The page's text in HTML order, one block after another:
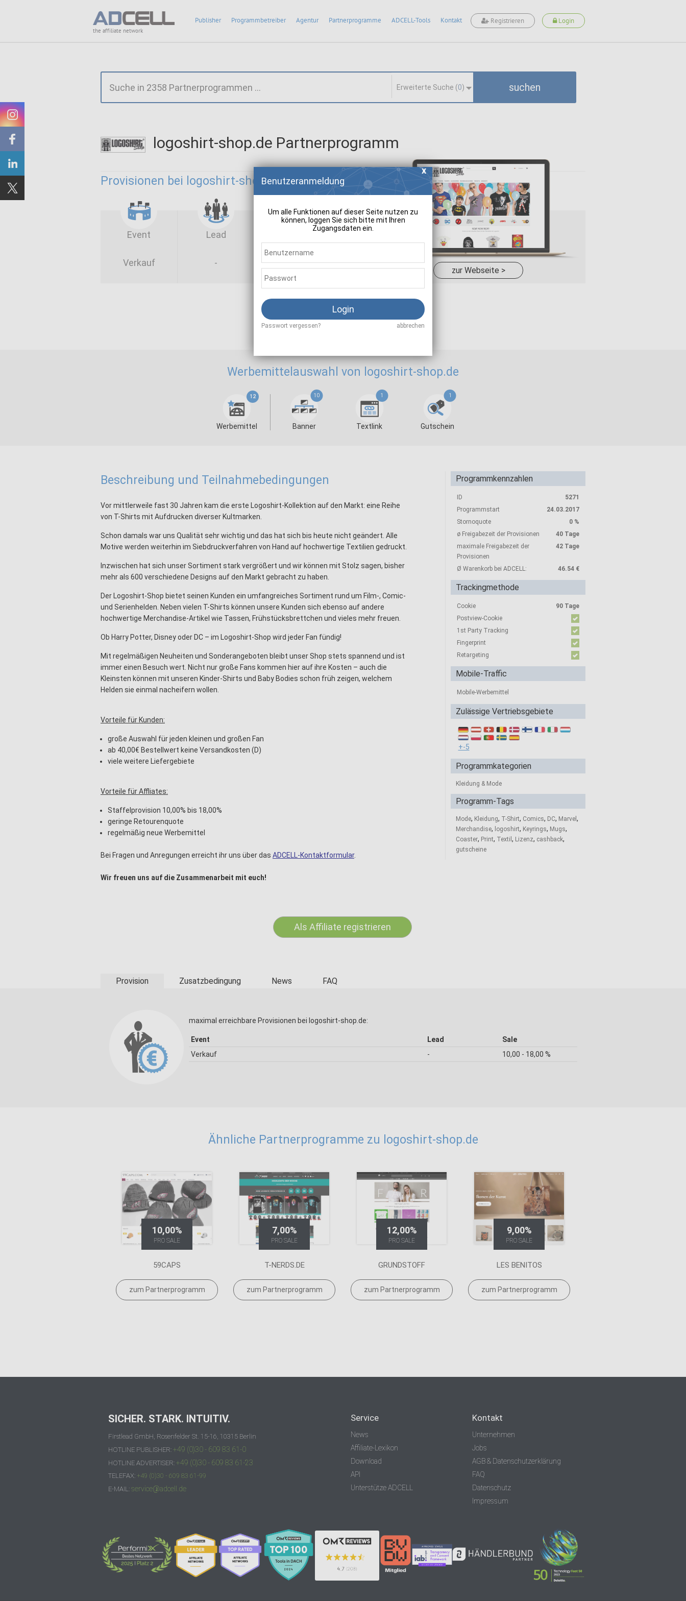
the affiliate network
Publisher Programmbetreiber Agentur Partnerprogramme ADCELL-Tools Kontakt Registrieren Login
Erweiterte Suche (0) suchen
logoshirt-shop.de Partnerprogramm
Provisionen bei logoshirt-shop.de:
Event Lead
Verkauf - 10,00 - 18,00 %
zur Webseite >
Als Affiliate registrieren
Werbemittelauswahl von logoshirt-shop.de
12
Werbemittel
10
Banner
1
Textlink
1
Gutschein
Beschreibung und Teilnahmebedingungen
Vor mittlerweile fast 30 Jahren kam die erste Logoshirt-Kollektion auf den Markt: eine Reihe
von T-Shirts mit Aufdrucken diverser Kultmarken.
Schon damals war uns Qualität sehr wichtig und das hat sich bis heute nicht geändert. Alle
Motive werden weiterhin im Siebdruckverfahren von Hand auf hochwertige Textilien gedruckt.
Inzwischen hat sich unser Sortiment stark vergrößert und wir können mit Stolz sagen, bisher
mehr als 600 verschiedene Designs auf den Markt gebracht zu haben.
Der Logoshirt-Shop bietet seinen Kunden ein umfangreiches Sortiment rund um Film-, Comic-
und Serienhelden. Neben vielen T-Shirts können unsere Kunden sich ebenso auf andere
hochwertige Merchandise-Artikel wie Tassen, Frühstücksbrettchen und vieles mehr freuen.
Ob Harry Potter, Disney oder DC – im Logoshirt-Shop wird jeder Fan fündig!
Mit regelmäßigen Neuheiten und Sonderangeboten bleibt unser Shop stets spannend und ist
immer einen Besuch wert. Nicht nur große Fans kommen hier auf ihre Kosten – auch die
Kleinsten können mit unseren Kinder-Shirts und Baby Bodies schon früh zeigen, welchem
Helden sie einmal nacheifern wollen.
Vorteile für Kunden:
große Auswahl für jeden kleinen und großen Fan
ab 40,00€ Bestellwert keine Versandkosten (D)
viele weitere Liefergebiete
Vorteile für Affliates:
Staffelprovision 10,00% bis 18,00%
geringe Retourenquote
regelmäßig neue Werbemittel
Bei Fragen und Anregungen erreicht ihr uns über das ADCELL-Kontaktformular.
Wir freuen uns auf die Zusammenarbeit mit euch!
Programmkennzahlen
ID
5271
Programmstart
24.03.2017
Stornoquote
0 %
ø Freigabezeit der Provisionen
40 Tage
maximale Freigabezeit der
Provisionen
42 Tage
Ø Warenkorb bei ADCELL: 46.54 €
Trackingmethode
Cookie
90 Tage
Postview-Cookie
1st Party Tracking
Fingerprint
Retargeting
Mobile-Traffic
Mobile-Werbemittel
Zulässige Vertriebsgebiete
+-5
Programmkategorien
Kleidung & Mode
Programm-Tags
Mode, Kleidung, T-Shirt, Comics, DC, Marvel ,
Merchandise, logoshirt, Keyrings, Mugs,
Coaster, Print, Textil , Lizenz, cashback,
gutscheine
Als Affiliate registrieren
Provision Zusatzbedingung News FAQ
maximal erreichbare Provisionen bei logoshirt-shop.de:
Event Lead
Sale
Verkauf
- 10,00 - 18,00 %
Ähnliche Partnerprogramme zu logoshirt-shop.de
10,00%
PRO SALE
59CAPS
zum Partnerprogramm
7,00%
PRO SALE
T-NERDS.DE
zum Partnerprogramm
12,00%
PRO SALE
GRUNDSTOFF
zum Partnerprogramm
9,00%
PRO SALE
LES BENITOS
zum Partnerprogramm
SICHER. STARK. INTUITIV.
Firstlead GmbH, Rosenfelder St. 15-16, 10315 Berlin
HOTLINE PUBLISHER: +49 (0)30 - 609 83 61-0
HOTLINE ADVERTISER: +49 (0)30 - 609 83 61-23
TELEFAX: +49 (0)30 - 609 83 61-99
E-MAIL: service@adcell.de
Service
News
Affiliate-Lexikon
Download
API
Unterstütze ADCELL
Kontakt
Unternehmen
Jobs
AGB & Datenschutzerklärung
FAQ
Datenschutz
Impressum
Benutzeranmeldung
Um alle Funktionen auf dieser Seite nutzen zu
können, loggen Sie sich bitte mit Ihren
Zugangsdaten ein.
Login
Passwort vergessen? abbrechen